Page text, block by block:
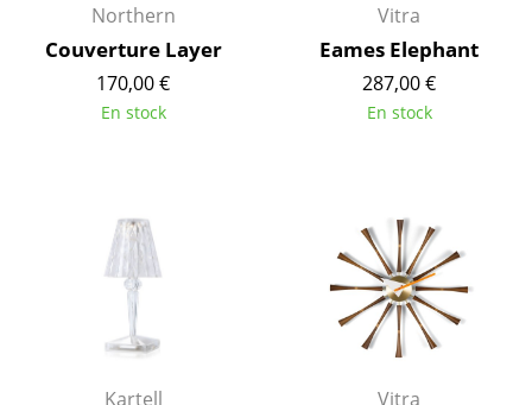
Cuisine & Salle à manger
Chambre à coucher
Chambre enfant
Salle de Bain
Cellier & Buanderie
Jardin & Balcon
Northern
Couverture Layer
170,00 €
En stock
Vitra
Eames Elephant
287,00 €
En stock
Kartell Vitra